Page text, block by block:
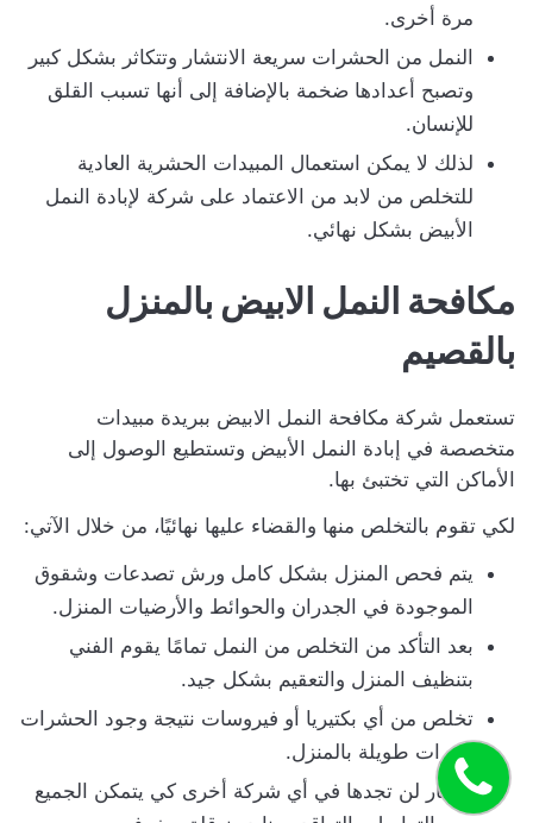
مرة أخرى.
النمل من الحشرات سريعة الانتشار وتتكاثر بشكل كبير
وتصبح أعدادها ضخمة بالإضافة إلى أنها تسبب القلق
للإنسان.
لذلك لا يمكن استعمال المبيدات الحشرية العادية
للتخلص من لابد من الاعتماد على شركة لإبادة النمل
الأبيض بشكل نهائي.
مكافحة النمل الابيض بالمنزل
بالقصيم
تستعمل شركة مكافحة النمل الابيض ببريدة مبيدات
متخصصة في إبادة النمل الأبيض وتستطيع الوصول إلى
الأماكن التي تختبئ بها.
لكي تقوم بالتخلص منها والقضاء عليها نهائيًا، من خلال الآتي:
يتم فحص المنزل بشكل كامل ورش تصدعات وشقوق
الموجودة في الجدران والحوائط والأرضيات المنزل.
بعد التأكد من التخلص من النمل تمامًا يقوم الفني
بتنظيف المنزل والتعقيم بشكل جيد.
تخلص من أي بكتيريا أو فيروسات نتيجة وجود الحشرات
لفترات طويلة بالمنزل.
أسعار لن تجدها في أي شركة أخرى كي يتمكن الجميع
اتصل